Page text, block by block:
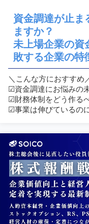
資金調達が止ま
ますか？
未上場企業の資
敗する企業の特
＼こんな方におすすめ
☑︎資金調達にお悩みの
☑︎財務体制をどう作る
☑︎事業は伸びているの